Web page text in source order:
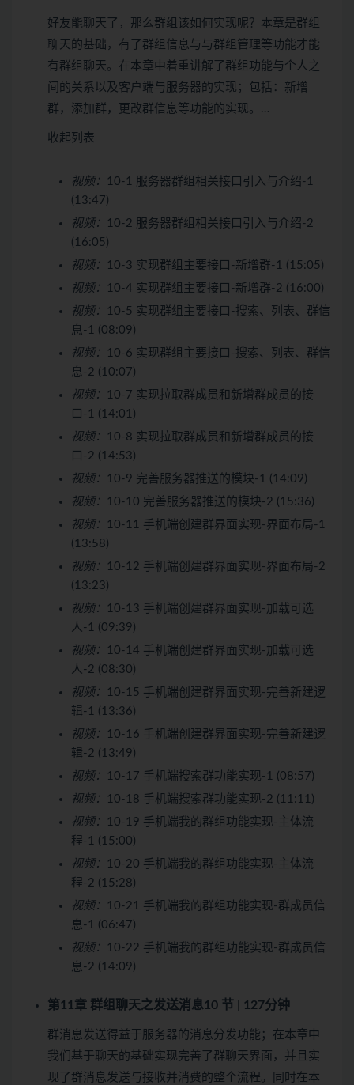
好友能聊天了，那么群组该如何实现呢？本章是群组
聊天的基础，有了群组信息与与群组管理等功能才能
有群组聊天。在本章中着重讲解了群组功能与个人之
间的关系以及客户端与服务器的实现；包括：新增
群，添加群，更改群信息等功能的实现。…
收起列表
视频：
10-1 服务器群组相关接口引入与介绍-1
(13:47)
视频：
10-2 服务器群组相关接口引入与介绍-2
(16:05)
视频：
10-3 实现群组主要接口-新增群-1 (15:05)
视频：
10-4 实现群组主要接口-新增群-2 (16:00)
视频：
10-5 实现群组主要接口-搜索、列表、群信
息-1 (08:09)
视频：
10-6 实现群组主要接口-搜索、列表、群信
息-2 (10:07)
视频：
10-7 实现拉取群成员和新增群成员的接
口-1 (14:01)
视频：
10-8 实现拉取群成员和新增群成员的接
口-2 (14:53)
视频：
10-9 完善服务器推送的模块-1 (14:09)
视频：
10-10 完善服务器推送的模块-2 (15:36)
视频：
10-11 手机端创建群界面实现-界面布局-1
(13:58)
视频：
10-12 手机端创建群界面实现-界面布局-2
(13:23)
视频：
10-13 手机端创建群界面实现-加载可选
人-1 (09:39)
视频：
10-14 手机端创建群界面实现-加载可选
人-2 (08:30)
视频：
10-15 手机端创建群界面实现-完善新建逻
辑-1 (13:36)
视频：
10-16 手机端创建群界面实现-完善新建逻
辑-2 (13:49)
视频：
10-17 手机端搜索群功能实现-1 (08:57)
视频：
10-18 手机端搜索群功能实现-2 (11:11)
视频：
10-19 手机端我的群组功能实现-主体流
程-1 (15:00)
视频：
10-20 手机端我的群组功能实现-主体流
程-2 (15:28)
视频：
10-21 手机端我的群组功能实现-群成员信
息-1 (06:47)
视频：
10-22 手机端我的群组功能实现-群成员信
息-2 (14:09)
第11章 群组聊天之发送消息10 节 | 127分钟
群消息发送得益于服务器的消息分发功能；在本章中
我们基于聊天的基础实现完善了群聊天界面，并且实
现了群消息发送与接收并消费的整个流程。同时在本